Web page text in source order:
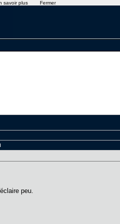
peu.
savoir plus Fermer